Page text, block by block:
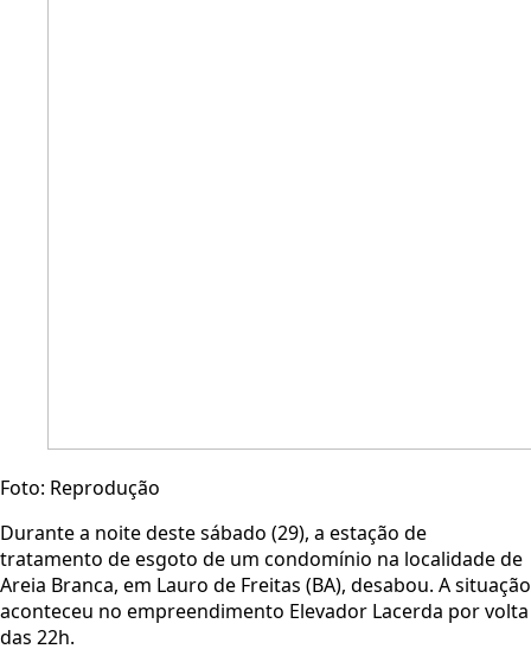
Foto: Reprodução
Durante a noite deste sábado (29), a estação de
tratamento de esgoto de um condomínio na localidade de
Areia Branca, em Lauro de Freitas (BA), desabou. A situação
aconteceu no empreendimento Elevador Lacerda por volta
das 22h.